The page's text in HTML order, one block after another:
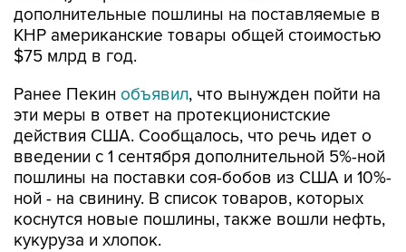
дополнительные пошлины на поставляемые в
КНР американские товары общей стоимостью
$75 млрд в год.
Ранее Пекин объявил, что вынужден пойти на
эти меры в ответ на протекционистские
действия США. Сообщалось, что речь идет о
введении с 1 сентября дополнительной 5%-ной
пошлины на поставки соя-бобов из США и 10%-
ной - на свинину. В список товаров, которых
коснутся новые пошлины, также вошли нефть,
кукуруза и хлопок.